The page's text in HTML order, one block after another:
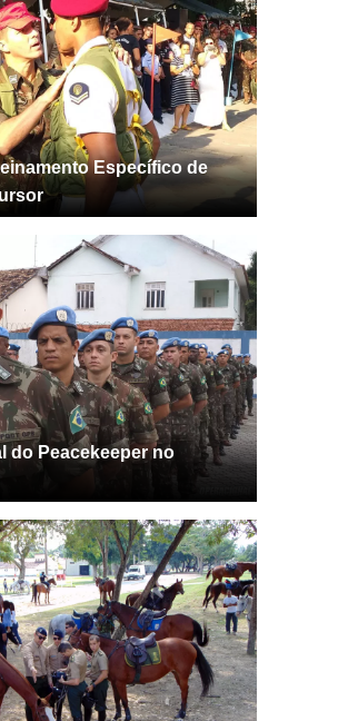
Específico de
do Peacekeeper no